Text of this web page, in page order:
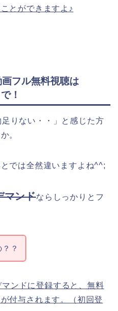
とができますよ♪
フル無料視聴は
！
りない・・」と感じた方
。
では全然違いますよね^^;
マンドならしっかりとフ
？
ンドに登録すると、無料
付与されます。（初回登